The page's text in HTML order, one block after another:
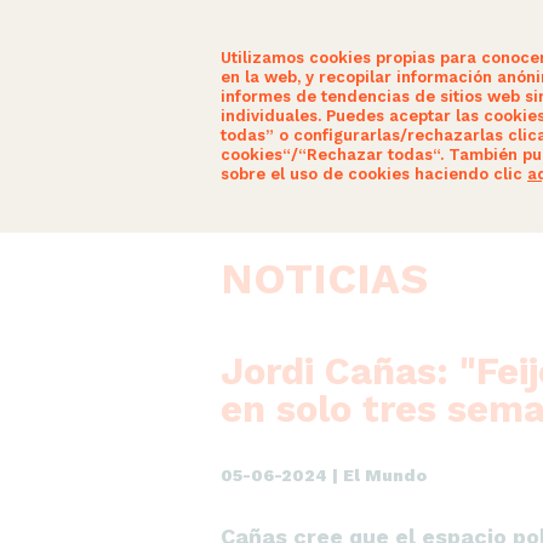
SOMOS CIDADÁNS
Utilizamos cookies propias para
en la web, y recopilar información
informes de tendencias de sitios web
individuales. Puedes aceptar las
todas” o configurarlas/rechazarlas
cookies“/“Rechazar todas“. También
sobre el uso de cookies haciendo clic
NOTICIAS
Jordi Cañas:
en solo tres
05-06-2024 | El Mundo
Cañas cree que el espacio